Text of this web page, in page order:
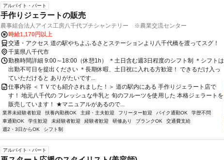
アルバイト・パート
手作りジェラートの販売
農事組合法人アイス工房八千代プチシャンテリー ※農業交流センター
時給1,170円以上
交通・アクセス 道の駅やちよふるさとステーションより八千代橋を渡ってスグ！
千葉県八千代市
勤務時間詳細 9:00～18:00（休憩1h） ＊土日含む週3日程度のシフト制 ＊シフトは
出勤不可日を提出ください ＊長期休暇、土日祝に入れる方歓迎！ できるだけ入っ
ていただけると ありがたいです...
仕事内容 ＜ＴＶでも紹介されました！＞ 道の駅内にある 手作りジェラート店で
す！ 地元八千代の フレッシュな牛乳と 旬のフルーツを使用した 本格ジェラートを
販売しています！ ★マニュアルがあるので...
業界未経験者歓迎 扶養内勤務OK 主婦・主夫歓迎 フリーター歓迎 バイク通勤OK
学歴不問
車通勤OK
学生歓迎 未経験者歓迎 経験者歓迎 研修あり ブランクOK
交通費支給
週2・3日からOK
シフト制
アルバイト・パート